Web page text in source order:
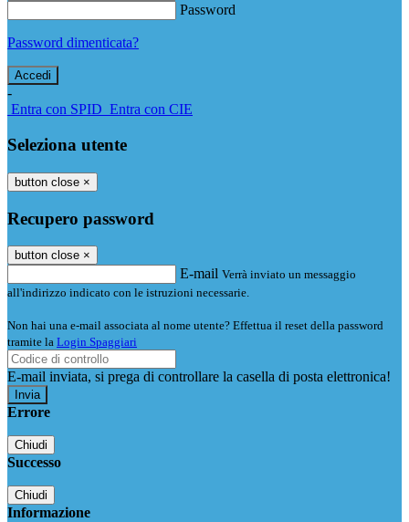
Password
Password dimenticata?
-
Entra con SPID Entra con CIE
Seleziona utente
button close ×
Recupero password
button close ×
E-mail Verrà inviato un messaggio
all'indirizzo indicato con le istruzioni necessarie.
Non hai una e-mail associata al nome utente? Effettua il reset della password
tramite la Login Spaggiari
E-mail inviata, si prega di controllare la casella di posta elettronica!
Errore
Chiudi
Successo
Chiudi
Informazione